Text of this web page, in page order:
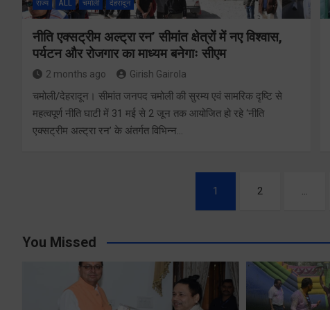
राज्य ALL चमोली देहरादून
नीति एक्सट्रीम अल्ट्रा रन’ सीमांत क्षेत्रों में नए विश्वास,
पर्यटन और रोजगार का माध्यम बनेगाः सीएम
2 months ago Girish Gairola
चमोली/देहरादून। सीमांत जनपद चमोली की सुरम्य एवं सामरिक दृष्टि से
महत्वपूर्ण नीति घाटी में 31 मई से 2 जून तक आयोजित हो रहे ‘नीति
एक्सट्रीम अल्ट्रा रन’ के अंतर्गत विभिन्न…
1 2 …
You Missed